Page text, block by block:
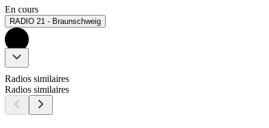
En cours
RADIO 21 - Braunschweig
Radios similaires
Radios similaires